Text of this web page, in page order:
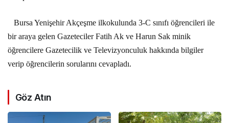
Bursa Yenişehir Akçeşme ilkokulunda 3-C sınıfı öğrencileri ile
bir araya gelen Gazeteciler Fatih Ak ve Harun Sak minik
öğrencilere Gazetecilik ve Televizyonculuk hakkında bilgiler
verip öğrencilerin sorularını cevapladı.
Göz Atın